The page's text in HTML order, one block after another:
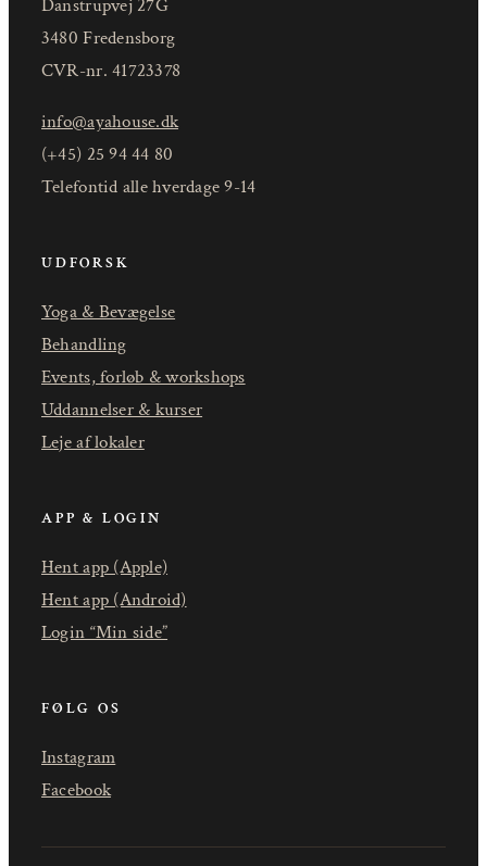
Danstrupvej 27G
3480 Fredensborg
CVR-nr. 41723378
info@ayahouse.dk
(+45) 25 94 44 80
Telefontid alle hverdage 9-14
UDFORSK
Yoga & Bevægelse
Behandling
Events, forløb & workshops
Uddannelser & kurser
Leje af lokaler
APP & LOGIN
Hent app (Apple)
Hent app (Android)
Login “Min side”
FØLG OS
Instagram
Facebook